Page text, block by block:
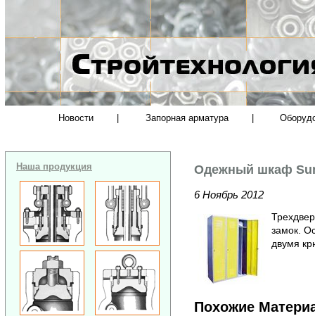
Новости Запорная арматура
Наша продукция Одежный шкаф
6 Ноябрь 2012
замок.
двумя
Похожие